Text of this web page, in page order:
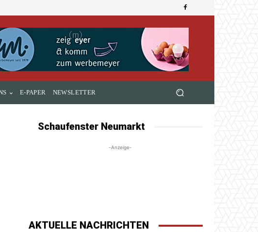
E-PAPER NEWSLETTER
Schaufenster Neumarkt
-Anzeige-
AKTUELLE NACHRICHTEN